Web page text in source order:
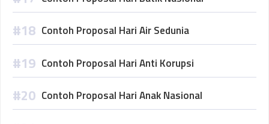
Contoh Proposal Hari Air Sedunia
Contoh Proposal Hari Anti Korupsi
Contoh Proposal Hari Anak Nasional